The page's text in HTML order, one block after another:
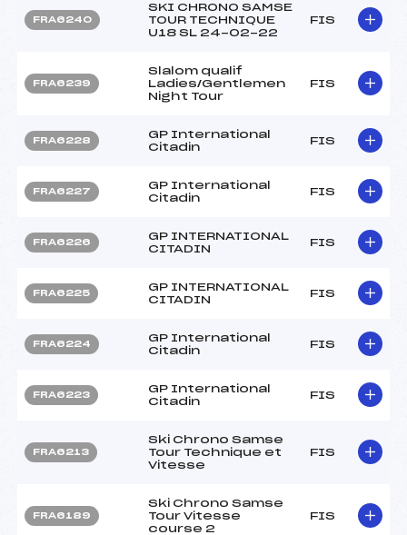
FRA6240
SKI CHRONO SAMSE
TOUR TECHNIQUE
U18 SL 24-02-22
FIS
FRA6239
Slalom qualif
Ladies/Gentlemen
Night Tour
FIS
FRA6228
GP International
Citadin
FIS
FRA6227
GP International
Citadin
FIS
FRA6226
GP INTERNATIONAL
CITADIN
FIS
FRA6225
GP INTERNATIONAL
CITADIN
FIS
FRA6224
GP International
Citadin
FIS
FRA6223
GP International
Citadin
FIS
FRA6213
Ski Chrono Samse
Tour Technique et
Vitesse
FIS
FRA6189
Ski Chrono Samse
Tour Vitesse
course 2
FIS